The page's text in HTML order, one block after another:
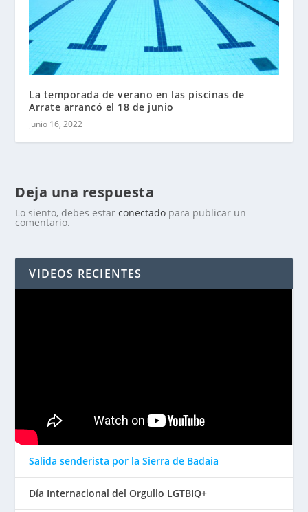
La temporada de verano en las piscinas de
Arrate arrancó el 18 de junio
junio 16, 2022
Deja una respuesta
Lo siento, debes estarconectado para publicar un
comentario.
VIDEOS RECIENTES
Salida senderista por la Sierra de Badaia
Día Internacional del Orgullo LGTBIQ+